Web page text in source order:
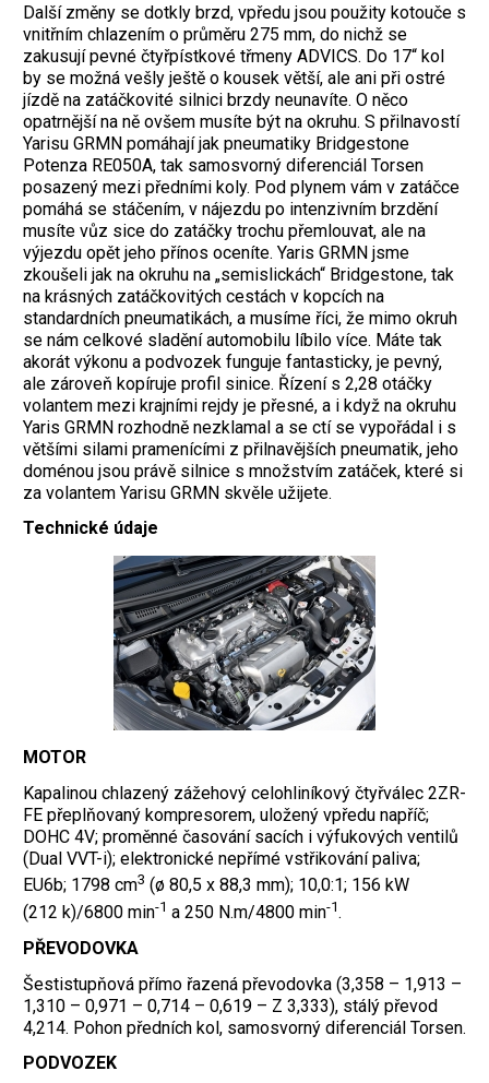
Další změny se dotkly brzd, vpředu jsou použity kotouče s
vnitřním chlazením o průměru 275 mm, do nichž se
zakusují pevné čtyřpístkové třmeny ADVICS. Do 17“ kol
by se možná vešly ještě o kousek větší, ale ani při ostré
jízdě na zatáčkovité silnici brzdy neunavíte. O něco
opatrnější na ně ovšem musíte být na okruhu. S přilnavostí
Yarisu GRMN pomáhají jak pneumatiky Bridgestone
Potenza RE050A, tak samosvorný diferenciál Torsen
posazený mezi předními koly. Pod plynem vám v zatáčce
pomáhá se stáčením, v nájezdu po intenzivním brzdění
musíte vůz sice do zatáčky trochu přemlouvat, ale na
výjezdu opět jeho přínos oceníte. Yaris GRMN jsme
zkoušeli jak na okruhu na „semislickách“ Bridgestone, tak
na krásných zatáčkovitých cestách v kopcích na
standardních pneumatikách, a musíme říci, že mimo okruh
se nám celkové sladění automobilu líbilo více. Máte tak
akorát výkonu a podvozek funguje fantasticky, je pevný,
ale zároveň kopíruje profil sinice. Řízení s 2,28 otáčky
volantem mezi krajními rejdy je přesné, a i když na okruhu
Yaris GRMN rozhodně nezklamal a se ctí se vypořádal i s
většími silami pramenícími z přilnavějších pneumatik, jeho
doménou jsou právě silnice s množstvím zatáček, které si
za volantem Yarisu GRMN skvěle užijete.
Technické údaje
MOTOR
Kapalinou chlazený zážehový celohliníkový čtyřválec 2ZR-
FE přeplňovaný kompresorem, uložený vpředu napříč;
DOHC 4V; proměnné časování sacích i výfukových ventilů
(Dual VVT-i); elektronické nepřímé vstřikování paliva;
EU6b; 1798 cm3 (ø 80,5 x 88,3 mm); 10,0:1; 156 kW
(212 k)/6800 min-1 a 250 N.m/4800 min-1.
PŘEVODOVKA
Šestistupňová přímo řazená převodovka (3,358 – 1,913 –
1,310 – 0,971 – 0,714 – 0,619 – Z 3,333), stálý převod
4,214. Pohon předních kol, samosvorný diferenciál Torsen.
PODVOZEK